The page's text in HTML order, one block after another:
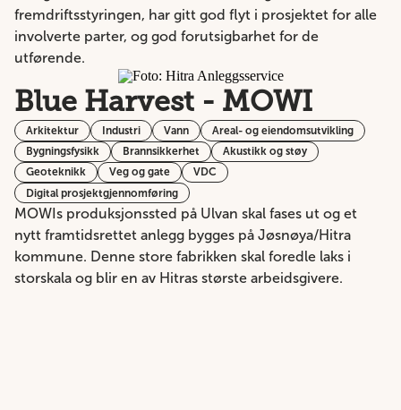
fremdriftsstyringen, har gitt god flyt i prosjektet for alle
involverte parter, og god forutsigbarhet for de
utførende.
Blue Harvest - MOWI
Arkitektur Industri Vann
Areal- og eiendomsutvikling
Bygningsfysikk
Brannsikkerhet
Akustikk og støy
Geoteknikk
Veg og gate
VDC
Digital prosjektgjennomføring
MOWIs produksjonssted på Ulvan skal fases ut og et
nytt framtidsrettet anlegg bygges på Jøsnøya/Hitra
kommune. Denne store fabrikken skal foredle laks i
storskala og blir en av Hitras største arbeidsgivere.